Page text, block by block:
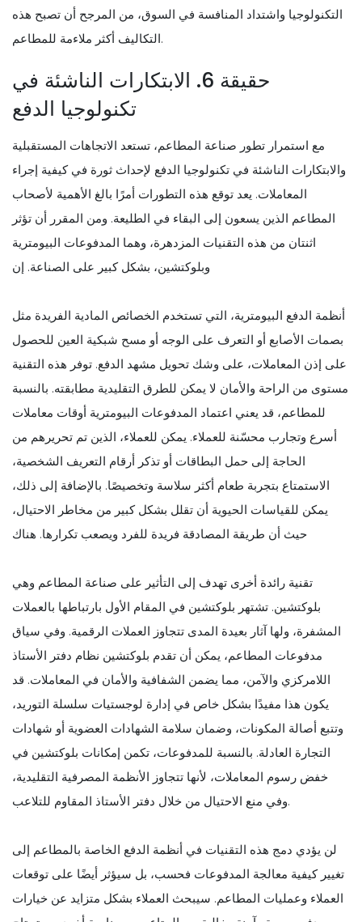
التكنولوجيا واشتداد المنافسة في السوق، من المرجح أن تصبح هذه
التكاليف أكثر ملاءمة للمطاعم.
حقيقة 6. الابتكارات الناشئة في
تكنولوجيا الدفع
مع استمرار تطور صناعة المطاعم، تستعد الاتجاهات المستقبلية
والابتكارات الناشئة في تكنولوجيا الدفع لإحداث ثورة في كيفية إجراء
المعاملات. يعد توقع هذه التطورات أمرًا بالغ الأهمية لأصحاب
المطاعم الذين يسعون إلى البقاء في الطليعة. ومن المقرر أن تؤثر
اثنتان من هذه التقنيات المزدهرة، وهما المدفوعات البيومترية
وبلوكتشين، بشكل كبير على الصناعة. إن
أنظمة الدفع البيومترية، التي تستخدم الخصائص المادية الفريدة مثل
بصمات الأصابع أو التعرف على الوجه أو مسح شبكية العين للحصول
على إذن المعاملات، على وشك تحويل مشهد الدفع. توفر هذه التقنية
مستوى من الراحة والأمان لا يمكن للطرق التقليدية مطابقته. بالنسبة
للمطاعم، قد يعني اعتماد المدفوعات البيومترية أوقات معاملات
أسرع وتجارب محسّنة للعملاء. يمكن للعملاء، الذين تم تحريرهم من
الحاجة إلى حمل البطاقات أو تذكر أرقام التعريف الشخصية،
الاستمتاع بتجربة طعام أكثر سلاسة وتخصيصًا. بالإضافة إلى ذلك،
يمكن للقياسات الحيوية أن تقلل بشكل كبير من مخاطر الاحتيال،
حيث أن طريقة المصادقة فريدة للفرد ويصعب تكرارها. هناك
تقنية رائدة أخرى تهدف إلى التأثير على صناعة المطاعم وهي
بلوكتشين. تشتهر بلوكتشين في المقام الأول بارتباطها بالعملات
المشفرة، ولها آثار بعيدة المدى تتجاوز العملات الرقمية. وفي سياق
مدفوعات المطاعم، يمكن أن تقدم بلوكتشين نظام دفتر الأستاذ
اللامركزي والآمن، مما يضمن الشفافية والأمان في المعاملات. قد
يكون هذا مفيدًا بشكل خاص في إدارة لوجستيات سلسلة التوريد،
وتتبع أصالة المكونات، وضمان سلامة الشهادات العضوية أو شهادات
التجارة العادلة. بالنسبة للمدفوعات، تكمن إمكانات بلوكتشين في
خفض رسوم المعاملات، لأنها تتجاوز الأنظمة المصرفية التقليدية،
وفي منع الاحتيال من خلال دفتر الأستاذ المقاوم للتلاعب.
لن يؤدي دمج هذه التقنيات في أنظمة الدفع الخاصة بالمطاعم إلى
تغيير كيفية معالجة المدفوعات فحسب، بل سيؤثر أيضًا على توقعات
العملاء وعمليات المطاعم. سيبحث العملاء بشكل متزايد عن خيارات